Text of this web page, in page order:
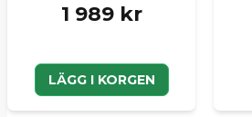
1 989 kr
LÄGG I KORGEN